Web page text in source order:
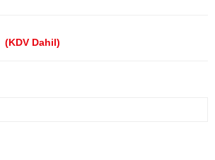
(KDV Dahil)